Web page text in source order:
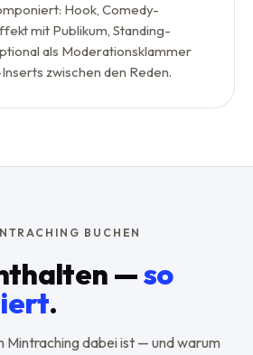
Hook, Comedy-
mit Publikum, Standing-
als Moderationsklammer
zwischen den Reden.
BUCHEN
—so
.
Mintraching dabei ist — und warum